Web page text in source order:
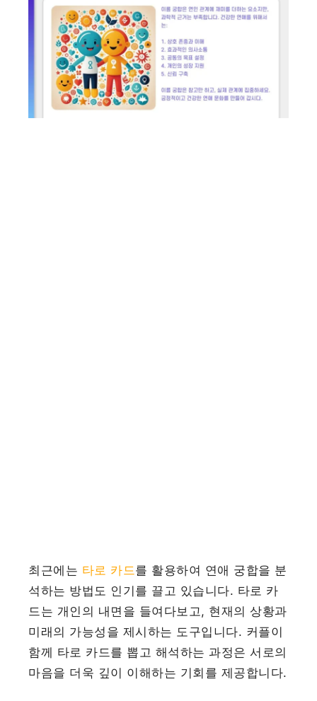
최근에는 타로 카드를 활용하여 연애 궁합을 분
석하는 방법도 인기를 끌고 있습니다. 타로 카
드는 개인의 내면을 들여다보고, 현재의 상황과
미래의 가능성을 제시하는 도구입니다. 커플이
함께 타로 카드를 뽑고 해석하는 과정은 서로의
마음을 더욱 깊이 이해하는 기회를 제공합니다.